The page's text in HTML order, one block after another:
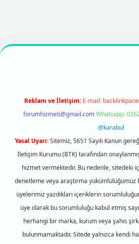
https://betexpergir.net/
Reklam ve İletişim: E-mail:
forumhizmeti@gmail.comWhatsapp:
@karabul
Yasal Uyarı:Sitemiz, 5651 Sayılı Kanun
İletişim Kurumu (BTK) tarafından
hizmet vermektedir. Bu nedenle, sitedeki
denetleme veya araştırma yükümlülüğümüz
üyelerimiz yazdıkları içeriklerin
üye olarak bu sorumluluğu kabul etmiş
herhangi bir marka, kurum veya şahıs
bulunmamaktadır. Sitede yalnızca kendi